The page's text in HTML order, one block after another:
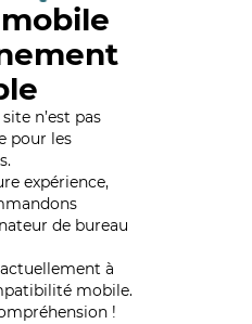
n’est pas
pour les
expérience,
de bureau
à
mobile.
!